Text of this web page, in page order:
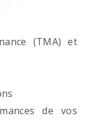
(TMA) et
de vos